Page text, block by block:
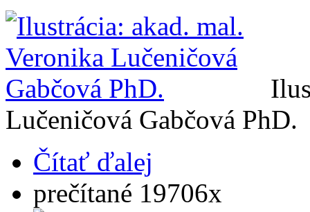
Lučeničová Gabčová PhD.
Čítať ďalej
prečítané 19706x